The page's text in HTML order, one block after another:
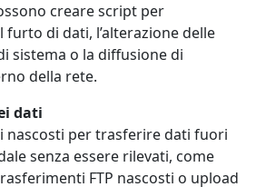
creare script per
di dati, l’alterazione delle
sistema o la diffusione di
della rete.
dati
nascosti per trasferire dati fuori
senza essere rilevati, come
FTP nascosti o upload